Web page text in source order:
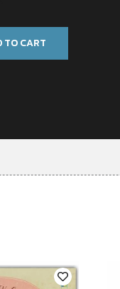
TO CART